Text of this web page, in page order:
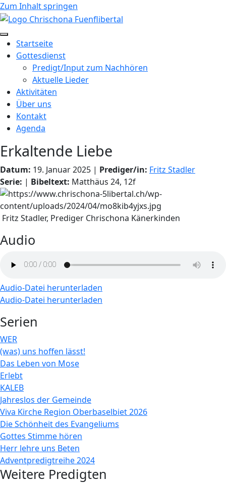
Zum Inhalt springen
Startseite
Gottesdienst
Predigt/Input zum Nachhören
Aktuelle Lieder
Aktivitäten
Über uns
Kontakt
Agenda
Erkaltende Liebe
Datum: 19. Januar 2025 | Prediger/in: Fritz Stadler
Serie: | Bibeltext: Matthäus 24, 12f
Fritz Stadler, Prediger Chrischona Känerkinden
Audio
Audio-Datei herunterladen
Audio-Datei herunterladen
Serien
WER
(was) uns hoffen lässt!
Das Leben von Mose
Erlebt
KALEB
Jahreslos der Gemeinde
Viva Kirche Region Oberbaselbiet 2026
Die Schönheit des Evangeliums
Gottes Stimme hören
Herr lehre uns Beten
Adventpredigtreihe 2024
Weitere Predigten